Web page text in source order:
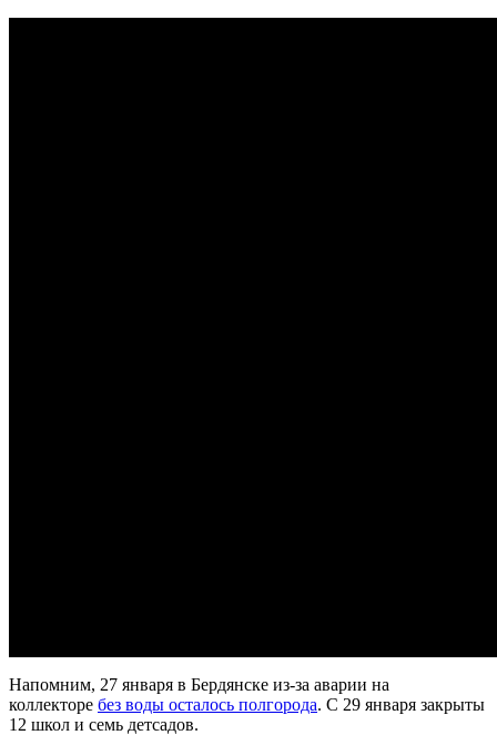
Напомним, 27 января в Бердянске из-за аварии на
коллекторе без воды осталось полгорода. С 29 января закрыты
12 школ и семь детсадов.